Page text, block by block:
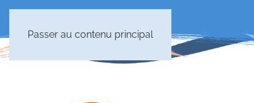
Passer au contenu principal